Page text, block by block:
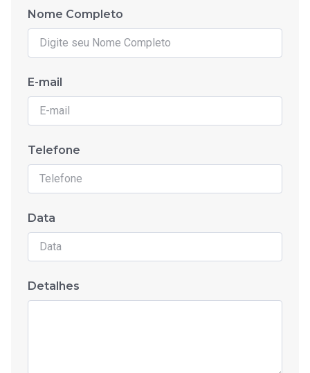
Nome Completo
E-mail
Telefone
Data
Detalhes